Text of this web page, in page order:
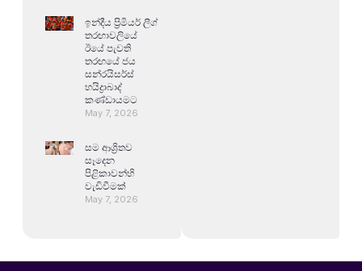
ඉන්දීය ප්‍රිමියර් ලීග්
තරඟාවලියේ
ඊයේ පැවති
තරඟයේ ජය
සන්රයිසර්ස්
හයිද්‍රාබාද්
කණ්ඩායමට
May 7, 2026
සම ආශ්‍රිතව
සෑදෙන
පිළිකාවන්හි
වැඩිවීමක්
May 7, 2026